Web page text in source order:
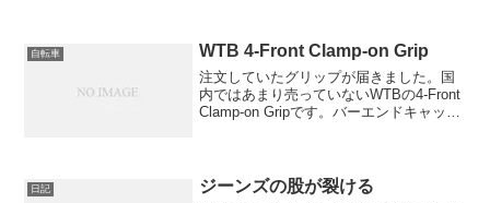
自転車 WTB 4-Front Clamp-on Grip
注文していたグリップが届きました。国
内ではあまり売っていないWTBの4-Front
Clamp-on Gripです。バーエンドキャップ
日記 ジーンズの股が裂ける